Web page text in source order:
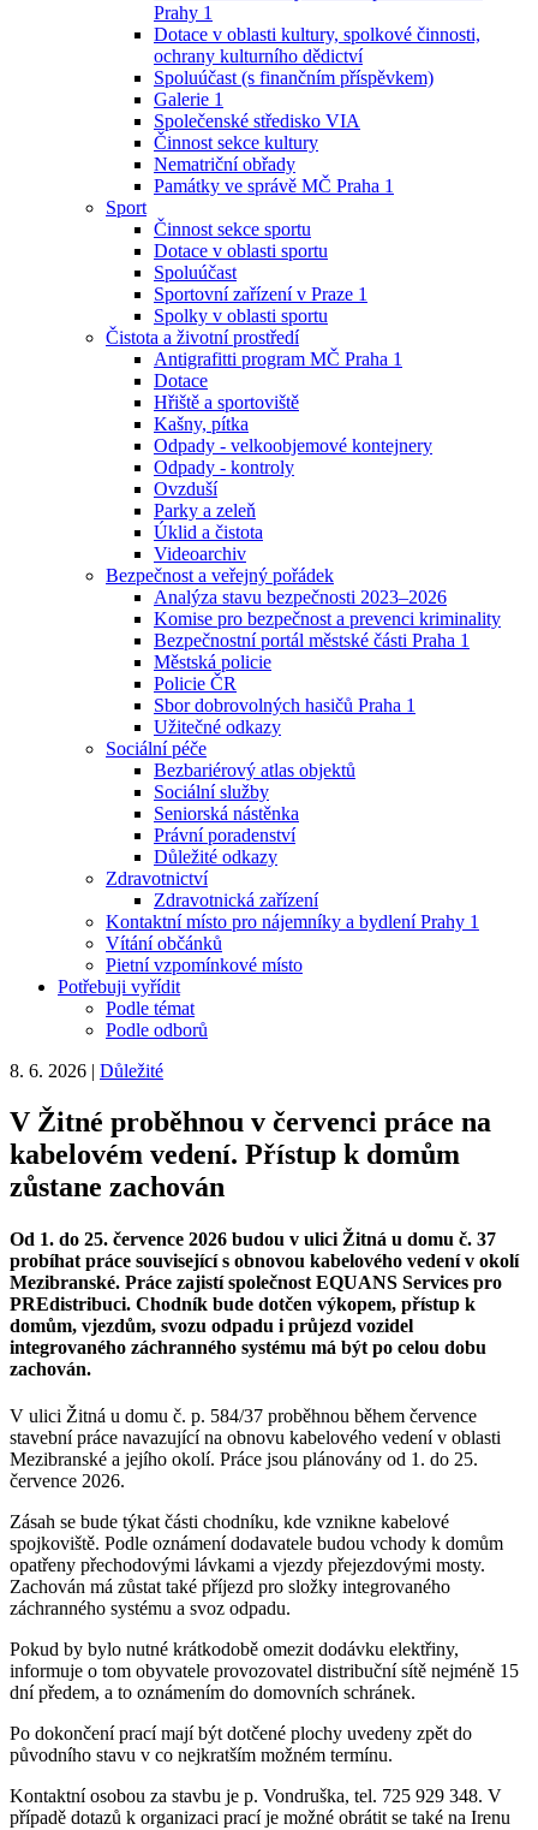
Prahy 1
Dotace v oblasti kultury, spolkové činnosti,
ochrany kulturního dědictví
Spoluúčast (s finančním příspěvkem)
Galerie 1
Společenské středisko VIA
Činnost sekce kultury
Nematriční obřady
Památky ve správě MČ Praha 1
Sport
Činnost sekce sportu
Dotace v oblasti sportu
Spoluúčast
Sportovní zařízení v Praze 1
Spolky v oblasti sportu
Čistota a životní prostředí
Antigrafitti program MČ Praha 1
Dotace
Hřiště a sportoviště
Kašny, pítka
Odpady - velkoobjemové kontejnery
Odpady - kontroly
Ovzduší
Parky a zeleň
Úklid a čistota
Videoarchiv
Bezpečnost a veřejný pořádek
Analýza stavu bezpečnosti 2023–2026
Komise pro bezpečnost a prevenci kriminality
Bezpečnostní portál městské části Praha 1
Městská policie
Policie ČR
Sbor dobrovolných hasičů Praha 1
Užitečné odkazy
Sociální péče
Bezbariérový atlas objektů
Sociální služby
Seniorská nástěnka
Právní poradenství
Důležité odkazy
Zdravotnictví
Zdravotnická zařízení
Kontaktní místo pro nájemníky a bydlení Prahy 1
Vítání občánků
Pietní vzpomínkové místo
Potřebuji vyřídit
Podle témat
Podle odborů
8. 6. 2026 | Důležité
V Žitné proběhnou v červenci práce na
kabelovém vedení. Přístup k domům
zůstane zachován
Od 1. do 25. července 2026 budou v ulici Žitná u domu č. 37
probíhat práce související s obnovou kabelového vedení v okolí
Mezibranské. Práce zajistí společnost EQUANS Services pro
PREdistribuci. Chodník bude dotčen výkopem, přístup k
domům, vjezdům, svozu odpadu i průjezd vozidel
integrovaného záchranného systému má být po celou dobu
zachován.
V ulici Žitná u domu č. p. 584/37 proběhnou během července
stavební práce navazující na obnovu kabelového vedení v oblasti
Mezibranské a jejího okolí. Práce jsou plánovány od 1. do 25.
července 2026.
Zásah se bude týkat části chodníku, kde vznikne kabelové
spojkoviště. Podle oznámení dodavatele budou vchody k domům
opatřeny přechodovými lávkami a vjezdy přejezdovými mosty.
Zachován má zůstat také příjezd pro složky integrovaného
záchranného systému a svoz odpadu.
Pokud by bylo nutné krátkodobě omezit dodávku elektřiny,
informuje o tom obyvatele provozovatel distribuční sítě nejméně 15
dní předem, a to oznámením do domovních schránek.
Po dokončení prací mají být dotčené plochy uvedeny zpět do
původního stavu v co nejkratším možném termínu.
Kontaktní osobou za stavbu je p. Vondruška, tel. 725 929 348. V
případě dotazů k organizaci prací je možné obrátit se také na Irenu